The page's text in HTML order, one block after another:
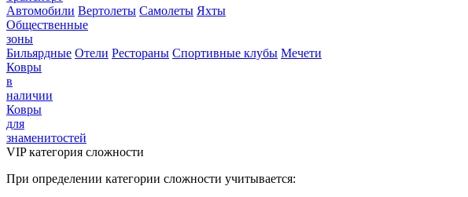
Автомобили Вертолеты Самолеты Яхты
Общественные
зоны
Бильярдные Отели Рестораны Спортивные клубы Мечети
Ковры
в
наличии
Ковры
для
знаменитостей
VIP категория сложности
При определении категории сложности учитывается: